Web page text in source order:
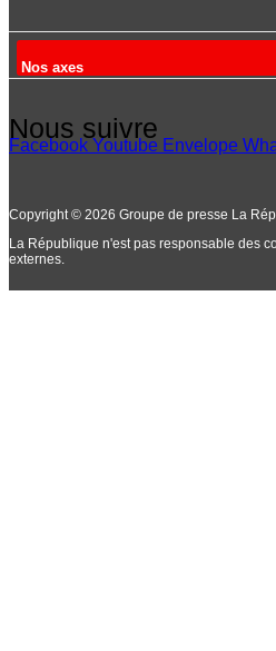
Nos axes
Nous suivre
Facebook Youtube Envelope
Copyright © 2026 Groupe de presse La
La République n'est pas responsable des
externes.